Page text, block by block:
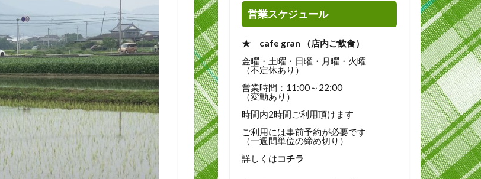
営業スケジュール
★ cafe gran （店内ご飲食）
金曜・土曜・日曜・月曜・火曜
（不定休あり）
営業時間：11:00～22:00
（変動あり）
時間内2時間ご利用頂けます
ご利用には事前予約が必要です
（一週間単位の締め切り）
詳しくはコチラ